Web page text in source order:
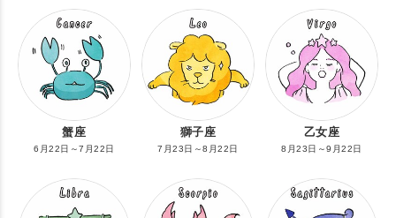
蟹座
6月22日～7月22日
獅子座
7月23日～8月22日
乙女座
8月23日～9月22日